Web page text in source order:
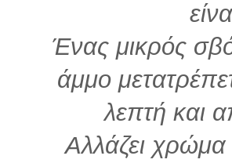
Ένας μικρός
άμμο
λεπτή και
Αλλάζει χρώμα